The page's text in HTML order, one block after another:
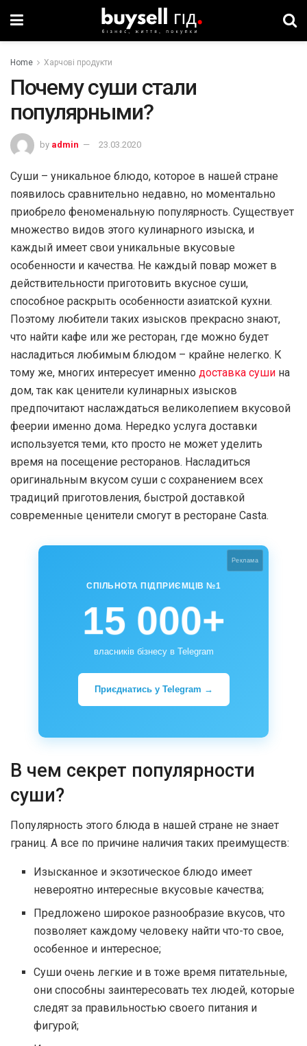
Home Харчові продукти
Почему суши стали
популярными?
by admin 23.03.2020
Суши – уникальное блюдо, которое в нашей стране
появилось сравнительно недавно, но моментально
приобрело феноменальную популярность. Существует
множество видов этого кулинарного изыска, и
каждый имеет свои уникальные вкусовые
особенности и качества. Не каждый повар может в
действительности приготовить вкусное суши,
способное раскрыть особенности азиатской кухни.
Поэтому любители таких изысков прекрасно знают,
что найти кафе или же ресторан, где можно будет
насладиться любимым блюдом – крайне нелегко. К
тому же, многих интересует именно доставка суши на
дом, так как ценители кулинарных изысков
предпочитают наслаждаться великолепием вкусовой
феерии именно дома. Нередко услуга доставки
используется теми, кто просто не может уделить
время на посещение ресторанов. Насладиться
оригинальным вкусом суши с сохранением всех
традиций приготовления, быстрой доставкой
современные ценители смогут в ресторане Casta.
Реклама
СПІЛЬНОТА ПІДПРИЄМЦІВ №1
15 000+
власників бізнесу в Telegram
Приєднатись у Telegram →
В чем секрет популярности
суши?
Популярность этого блюда в нашей стране не знает
границ. А все по причине наличия таких преимуществ:
Изысканное и экзотическое блюдо имеет
невероятно интересные вкусовые качества;
Предложено широкое разнообразие вкусов, что
позволяет каждому человеку найти что-то свое,
особенное и интересное;
Суши очень легкие и в тоже время питательные,
они способны заинтересовать тех людей, которые
следят за правильностью своего питания и
фигурой;